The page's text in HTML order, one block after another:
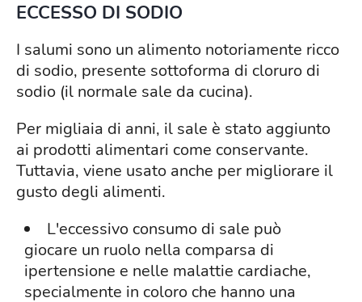
ECCESSO DI SODIO
I salumi sono un alimento notoriamente ricco
di sodio, presente sottoforma di cloruro di
sodio (il normale sale da cucina).
Per migliaia di anni, il sale è stato aggiunto
ai prodotti alimentari come conservante.
Tuttavia, viene usato anche per migliorare il
gusto degli alimenti.
L'eccessivo consumo di sale può
giocare un ruolo nella comparsa di
ipertensione e nelle malattie cardiache,
specialmente in coloro che hanno una